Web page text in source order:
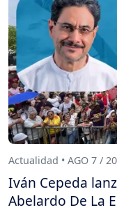
Actualidad • AGO 7 /
Iván Cepeda
Abelardo De La